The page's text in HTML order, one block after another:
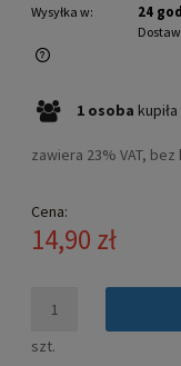
Wysyłka w: 24
Cena nie
1 osoba kupiła
zawiera 23% VAT,
Cena:
14,90 zł
szt.